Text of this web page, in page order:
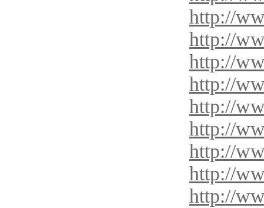
http://
http://
http://
http://
http://
http://
http://
http://
http://